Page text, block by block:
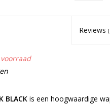
Reviews
BLACKis een hoogwaardige